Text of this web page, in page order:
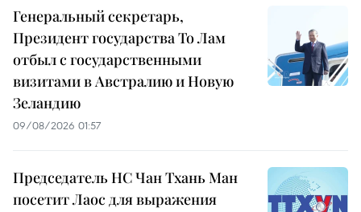
Генеральный секретарь,
Президент государства То Лам
отбыл с государственными
визитами в Австралию и Новую
Зеландию
09/08/2026 01:57
Председатель НС Чан Тхань Ман
посетит Лаос для выражения